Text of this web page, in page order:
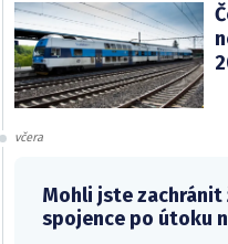
včera
Mohli jste
spojence po útoku